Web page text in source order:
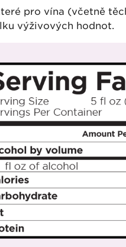
pro vína (včetně
výživových hodnot.